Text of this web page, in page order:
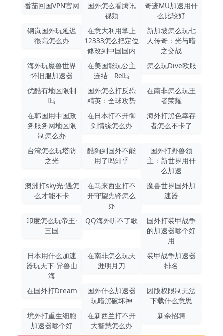
番茄回国VPN官网
国外怎么看腾讯
视频
奇迹MU加速用什
么比较好
钢岚国外玩延迟
很高怎么办
在意大利用掌上
12333怎么把定位
修改到中国国内
新加坡怎么玩七
人传奇：光与暗
之交战
海外玩魔兽世界
怀旧服加速器
在美国能玩公主
连结：Re吗
怎么玩Dive欧服
优酷有地区限制
吗
国外怎么打反恐
精英：全球攻势
在南非怎么玩王
者荣耀
在韩国用中国政
务服务网地区限
制怎么办
在日本打不开御
剑情缘怎么办
海外打黑色幸存
者怎么不卡了
台湾怎么玩塔防
之光
酷狗到国外不能
用了吗知乎
国外打野兽领
主：新世界用什
么加速
澳洲打sky光·遇怎
么才能不卡
在马来西亚打不
开守望先锋怎么
办
魔兽世界国外加
速器
印度怎么玩帝王·
三国
QQ海外听不了歌
国外打装甲战争
的加速器哪个好
用
日本用什么加速
器玩天下-异兽山
海
在南非怎么玩天
涯明月刀
装甲战争加速器
排名
在国外打Dream
国外什么加速器
玩暗黑破坏神
因版权限制无法
下载什么意思
境外打重生细胞
加速器哪个好
在新西兰打不开
大智慧怎么办
新余招聘